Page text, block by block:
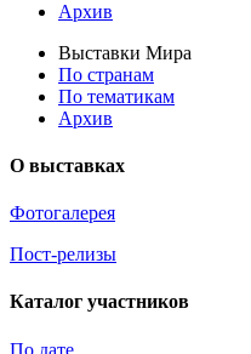
Архив
Выставки Мира
По странам
По тематикам
Архив
О выставках
Фотогалерея
Пост-релизы
Каталог участников
По дате